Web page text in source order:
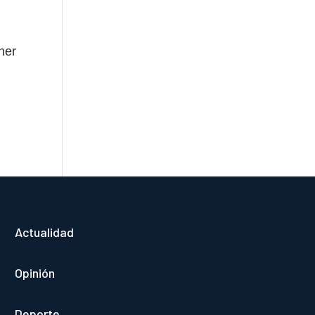
Actualidad
Opinión